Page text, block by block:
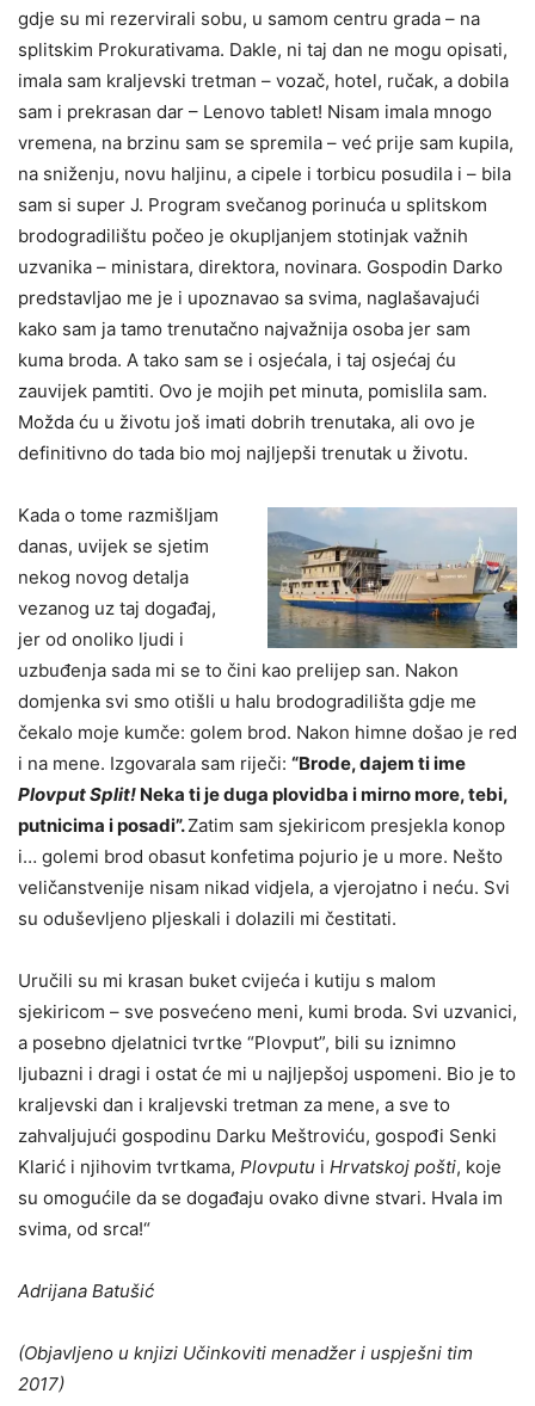
gdje su mi rezervirali sobu, u samom centru grada – na
splitskim Prokurativama. Dakle, ni taj dan ne mogu opisati,
imala sam kraljevski tretman – vozač, hotel, ručak, a dobila
sam i prekrasan dar – Lenovo tablet! Nisam imala mnogo
vremena, na brzinu sam se spremila – već prije sam kupila,
na sniženju, novu haljinu, a cipele i torbicu posudila i – bila
sam si super J. Program svečanog porinuća u splitskom
brodogradilištu počeo je okupljanjem stotinjak važnih
uzvanika – ministara, direktora, novinara. Gospodin Darko
predstavljao me je i upoznavao sa svima, naglašavajući
kako sam ja tamo trenutačno najvažnija osoba jer sam
kuma broda. A tako sam se i osjećala, i taj osjećaj ću
zauvijek pamtiti. Ovo je mojih pet minuta, pomislila sam.
Možda ću u životu još imati dobrih trenutaka, ali ovo je
definitivno do tada bio moj najljepši trenutak u životu.
Kada o tome razmišljam
danas, uvijek se sjetim
nekog novog detalja
vezanog uz taj događaj,
jer od onoliko ljudi i
uzbuđenja sada mi se to čini kao prelijep san. Nakon
domjenka svi smo otišli u halu brodogradilišta gdje me
čekalo moje kumče: golem brod. Nakon himne došao je red
i na mene. Izgovarala sam riječi: “Brode, dajem ti ime
Plovput Split! Neka ti je duga plovidba i mirno more, tebi,
putnicima i posadi”.Zatim sam sjekiricom presjekla konop
i… golemi brod obasut konfetima pojurio je u more. Nešto
veličanstvenije nisam nikad vidjela, a vjerojatno i neću. Svi
su oduševljeno pljeskali i dolazili mi čestitati.
Uručili su mi krasan buket cvijeća i kutiju s malom
sjekiricom – sve posvećeno meni, kumi broda. Svi uzvanici,
a posebno djelatnici tvrtke “Plovput”, bili su iznimno
ljubazni i dragi i ostat će mi u najljepšoj uspomeni. Bio je to
kraljevski dan i kraljevski tretman za mene, a sve to
zahvaljujući gospodinu Darku Meštroviću, gospođi Senki
Klarić i njihovim tvrtkama, Plovputu i Hrvatskoj pošti, koje
su omogućile da se događaju ovako divne stvari. Hvala im
svima, od srca!“
Adrijana Batušić
(Objavljeno u knjizi Učinkoviti menadžer i uspješni tim
2017)